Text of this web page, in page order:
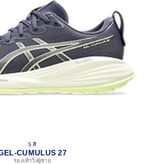
5 สี
CUMULUS 27
รองเท้าวิ่งผู้ชาย